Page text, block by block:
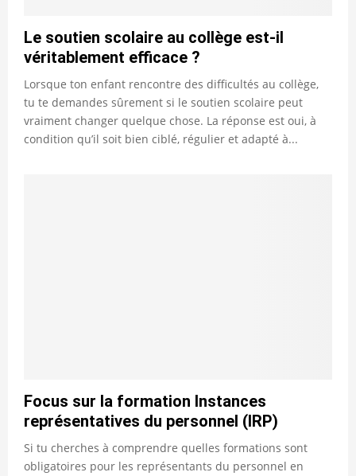
Le soutien scolaire au collège est-il
véritablement efficace ?
Lorsque ton enfant rencontre des difficultés au collège,
tu te demandes sûrement si le soutien scolaire peut
vraiment changer quelque chose. La réponse est oui, à
condition qu’il soit bien ciblé, régulier et adapté à...
Focus sur la formation Instances
représentatives du personnel (IRP)
Si tu cherches à comprendre quelles formations sont
obligatoires pour les représentants du personnel en